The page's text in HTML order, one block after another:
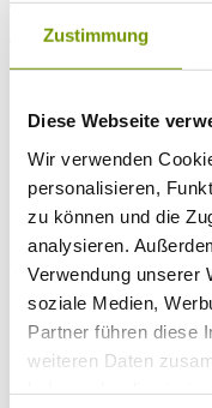
Zustimmung
Diese Webseite
Wir verwenden
personalisieren,
zu können und die
analysieren.
Verwendung unserer
soziale Medien,
Partner führen diese
weiteren Daten
info@waginger-see.de
Urlaubsplanung
Radeln
Eine Radreise ist immer
auf Fernradwegen in
Lernen Sie unsere
Sie die Natur des